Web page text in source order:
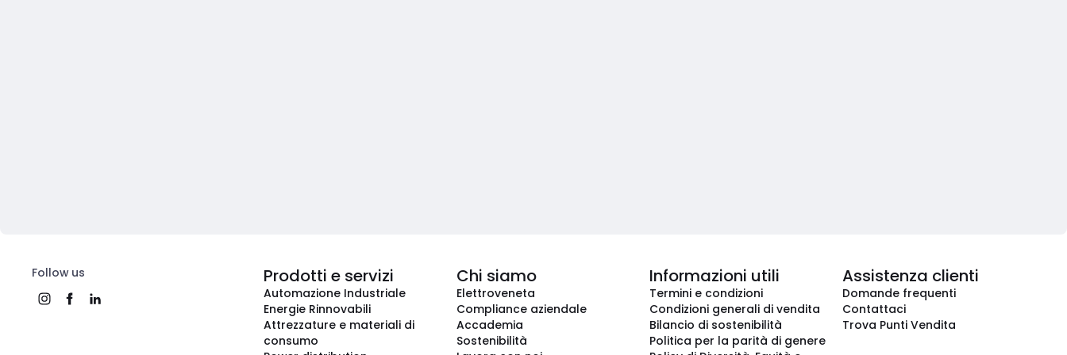
Follow us Prodotti e servizi
Automazione Industriale
Energie Rinnovabili
Attrezzature e materiali di
consumo
Chi siamo
Elettroveneta
Compliance aziendale
Accademia
Sostenibilità
Informazioni utili
Termini e condizioni
Condizioni generali di vendita
Bilancio di sostenibilità
Politica per la parità di genere
Assistenza clienti
Domande frequenti
Contattaci
Trova Punti Vendita